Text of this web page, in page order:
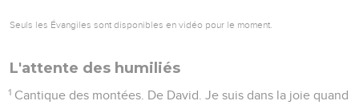
Seuls les Évangiles sont disponibles en vidéo pour le moment.
L'attente des humiliés
1 Cantique des montées. De David. Je suis dans la joie quand